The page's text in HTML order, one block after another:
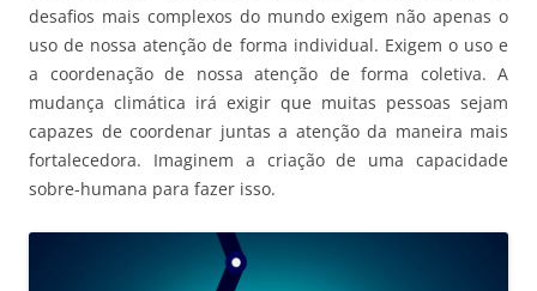
desafios mais complexos do mundo exigem não apenas o
uso de nossa atenção de forma individual. Exigem o uso e
a coordenação de nossa atenção de forma coletiva. A
mudança climática irá exigir que muitas pessoas sejam
capazes de coordenar juntas a atenção da maneira mais
fortalecedora. Imaginem a criação de uma capacidade
sobre-humana para fazer isso.